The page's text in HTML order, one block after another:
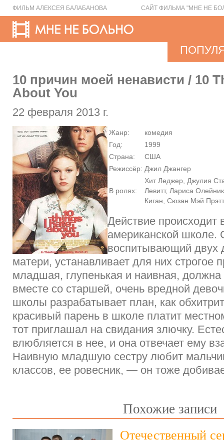
ФИЛЬМ АЛЕКСЕЯ БАЛАБАНОВА САЙТ ФИЛЬМА "МНЕ НЕ
10 причин моей ненависти / 10
About You
22 февраля 2013 г.
Жанр:
комедия
Год:
1999
Страна:
США
Режиссёр: Джил Джангер
В ролях:
Хит Леджер, Джулия
Левитт, Лариса
Киган, Сюзан Мэй
Действие происходит
американской школе.
воспитывающий двух
матери, устанавливает для них строгое
младшая, глупенькая и наивная, должна
вместе со старшей, очень вредной
школы разрабатывает план, как
красивый парень в школе платит
тот приглашал на свидания злючку.
влюбляется в нее, и она отвечает ему
Наивную младшую сестру любит
классов, ее ровесник, — он тоже
Похожие записи
Отечественный